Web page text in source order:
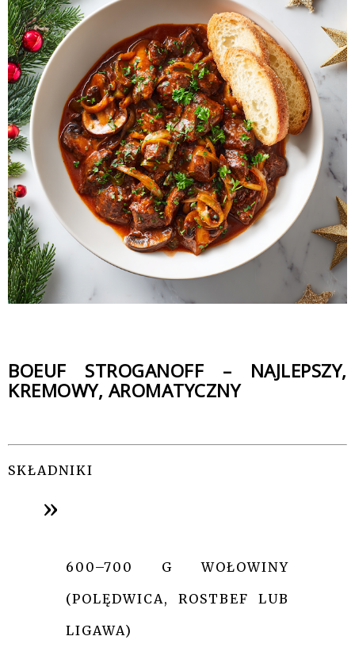
BOEUF STROGANOFF – NAJLEPSZY,
KREMOWY, AROMATYCZNY
SKŁADNIKI
600–700 G WOŁOWINY
(POLĘDWICA, ROSTBEF LUB
LIGAWA)